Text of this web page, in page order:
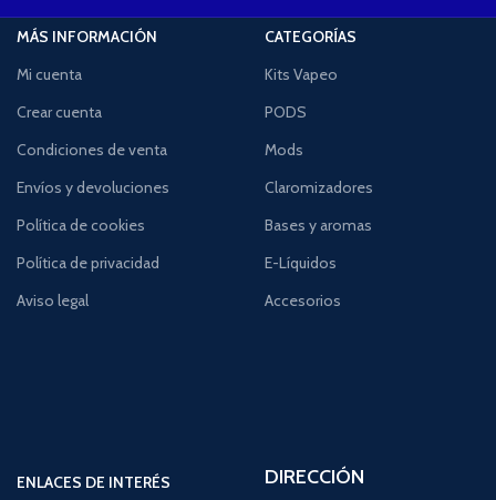
MÁS INFORMACIÓN
Mi cuenta
Crear cuenta
Condiciones de venta
Envíos y devoluciones
Política de cookies
Política de privacidad
Aviso legal
CATEGORÍAS
Kits Vapeo
PODS
Mods
Claromizadores
Bases y aromas
E-Líquidos
Accesorios
ENLACES DE INTERÉS
DIRECCIÓN